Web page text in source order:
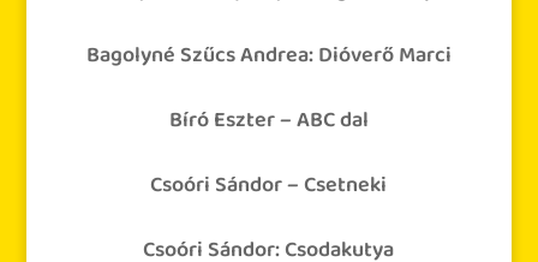
Bagolyné Szűcs Andrea: Dióverő Marci
Bíró Eszter – ABC dal
Csoóri Sándor – Csetneki
Csoóri Sándor: Csodakutya